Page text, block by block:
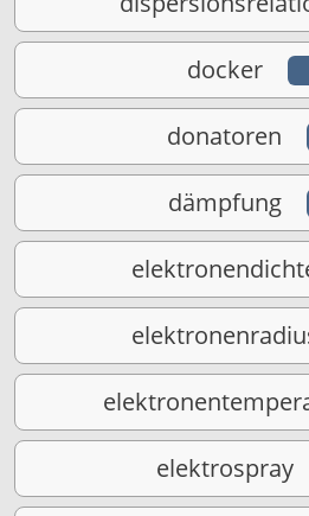
docker
donatoren
dämpfung
elektrospray